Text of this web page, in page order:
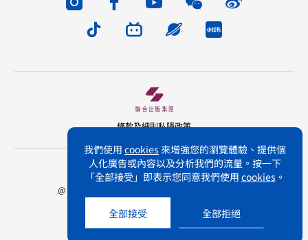
我們使用 cookies 來增強您的瀏覽體驗、提供個
人化廣告或內容以及分析我們的流量。按一下
「全部接受」即表示您同意我們使用 cookies 。
全部接受 全部拒絕
版權所有 不得轉載 三聯書店(香港)有限公司
@ Joint Publishing (Hong Kong) Company Limited.
All rights reserved.
條款及細則私隱政策